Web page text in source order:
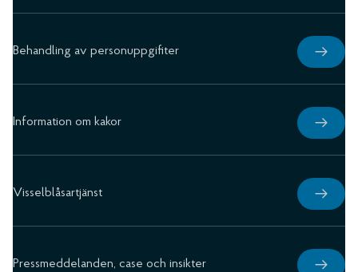
Behandling av personuppgifiter
Information om kakor
Visselblåsartjänst
Pressmeddelanden, case och insikter